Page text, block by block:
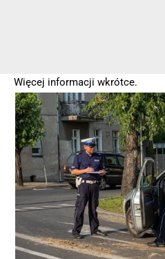
Więcej informacji wkrótce.